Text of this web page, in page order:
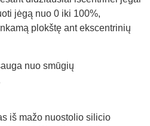
jėgą nuo 0 iki 100%,
plokštę ant ekscentrinių
nuo smūgių
iš mažo nuostolio silicio